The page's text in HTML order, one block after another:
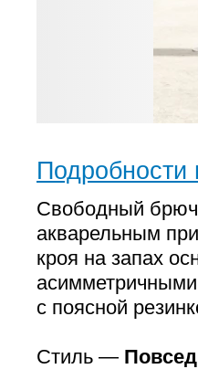
Свободный
акварельным
кроя на запах
с поясной
Стиль —